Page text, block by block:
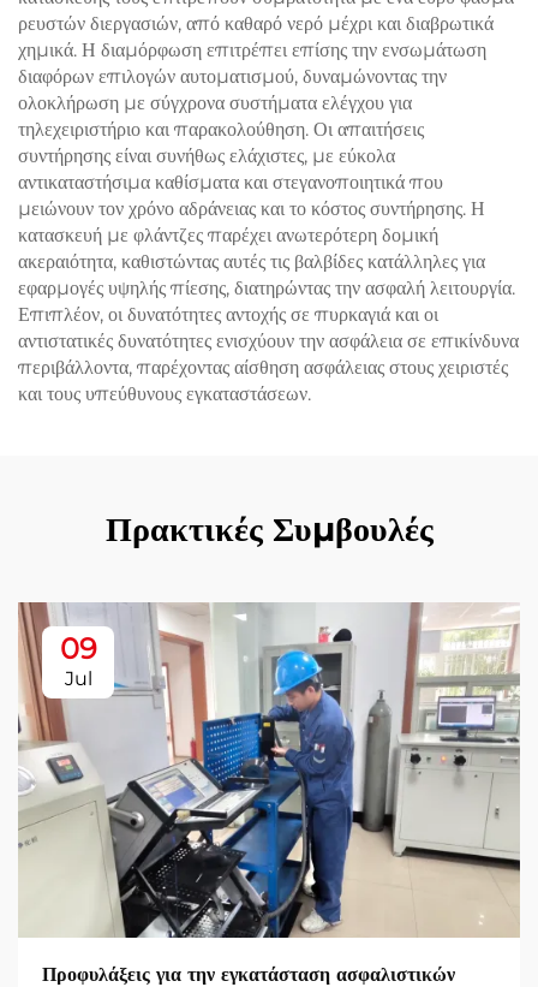
ρευστών διεργασιών, από καθαρό νερό μέχρι και διαβρωτικά
χημικά. Η διαμόρφωση επιτρέπει επίσης την ενσωμάτωση
διαφόρων επιλογών αυτοματισμού, δυναμώνοντας την
ολοκλήρωση με σύγχρονα συστήματα ελέγχου για
τηλεχειριστήριο και παρακολούθηση. Οι απαιτήσεις
συντήρησης είναι συνήθως ελάχιστες, με εύκολα
αντικαταστήσιμα καθίσματα και στεγανοποιητικά που
μειώνουν τον χρόνο αδράνειας και το κόστος συντήρησης. Η
κατασκευή με φλάντζες παρέχει ανωτερότερη δομική
ακεραιότητα, καθιστώντας αυτές τις βαλβίδες κατάλληλες για
εφαρμογές υψηλής πίεσης, διατηρώντας την ασφαλή λειτουργία.
Επιπλέον, οι δυνατότητες αντοχής σε πυρκαγιά και οι
αντιστατικές δυνατότητες ενισχύουν την ασφάλεια σε επικίνδυνα
περιβάλλοντα, παρέχοντας αίσθηση ασφάλειας στους χειριστές
και τους υπεύθυνους εγκαταστάσεων.
Πρακτικές Συμβουλές
09
Jul
Προφυλάξεις για την εγκατάσταση ασφαλιστικών